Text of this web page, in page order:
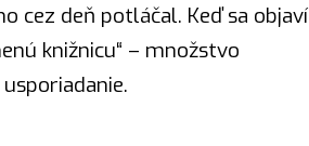
cez deň potláčal. Keď sa objaví
knižnicu“ – množstvo